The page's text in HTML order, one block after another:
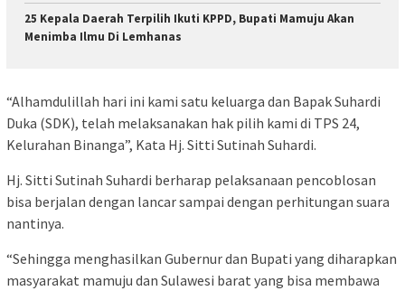
25 Kepala Daerah Terpilih Ikuti KPPD, Bupati Mamuju Akan
Menimba Ilmu Di Lemhanas
“Alhamdulillah hari ini kami satu keluarga dan Bapak Suhardi
Duka (SDK), telah melaksanakan hak pilih kami di TPS 24,
Kelurahan Binanga”, Kata Hj. Sitti Sutinah Suhardi.
Hj. Sitti Sutinah Suhardi berharap pelaksanaan pencoblosan
bisa berjalan dengan lancar sampai dengan perhitungan suara
nantinya.
“Sehingga menghasilkan Gubernur dan Bupati yang diharapkan
masyarakat mamuju dan Sulawesi barat yang bisa membawa